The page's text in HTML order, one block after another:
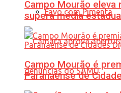
Favo com Pimenta
Campo Mourão eleva
supera média
Campo Mourão é
Paranaense de